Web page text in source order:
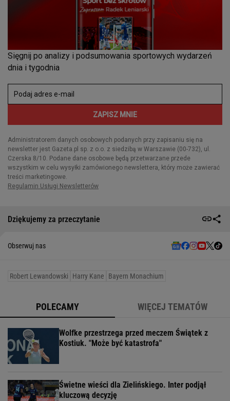
Dziękujemy za przeczytanie
Obserwuj nas
Robert Lewandowski Harry Kane Bayern Monachium
POLECAMY WIĘCEJ TEMATÓW
Wolfke przestrzega przed meczem Świątek z
Kostiuk. "Może być katastrofa"
Świetne wieści dla Zielińskiego. Inter podjął
kluczową decyzję